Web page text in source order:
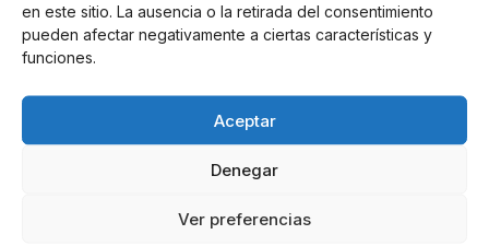
en este sitio. La ausencia o la retirada del consentimiento
pueden afectar negativamente a ciertas características y
funciones.
Aceptar
Denegar
Ver preferencias
Online Casino
Mejores Casinos Online con Bitcoin y
Online Casino
Mejores casinos online con
criptomonedas y Bitcoin en México 2025
Entretenimiento